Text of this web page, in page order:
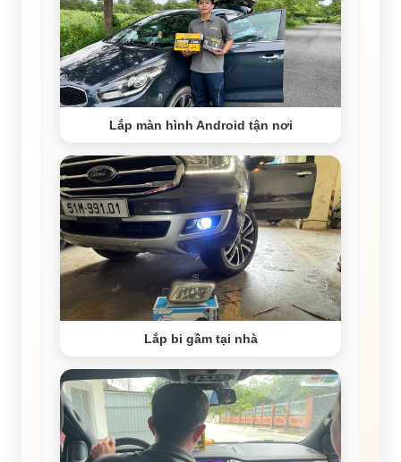
Lắp màn hình Android tận nơi
Lắp bi gầm tại nhà